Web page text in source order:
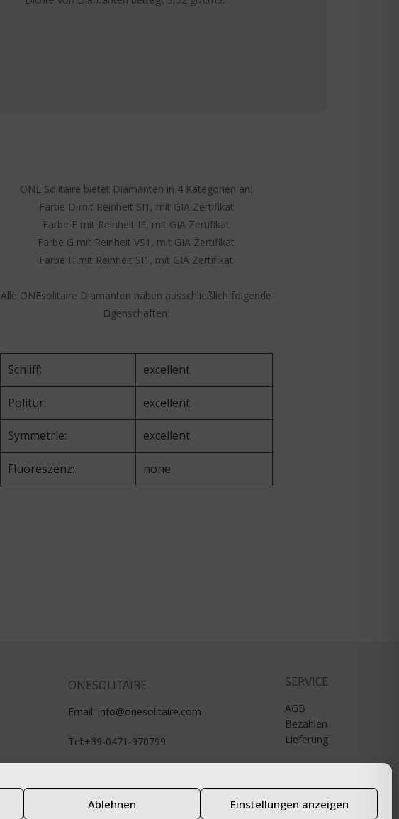
Ablehnen Einstellungen anzeigen
ONE Solitaire bietet Diamanten in 4 Kategorien an:
Farbe D mit Reinheit SI1, mit GIA Zertifikat
Farbe F mit Reinheit IF, mit GIA Zertifikat
Farbe G mit Reinheit VS1, mit GIA Zertifikat
Farbe H mit Reinheit SI1, mit GIA Zertifikat
Alle ONEsolitaire Diamanten haben ausschließlich folgende
Eigenschaften:
Schliff: excellent
Politur: excellent
Symmetrie: excellent
Fluoreszenz: none
ONESOLITAIRE
Email: info@onesolitaire.com
Tel:+39-0471-970799
SERVICE
AGB
Bezahlen
Lieferung